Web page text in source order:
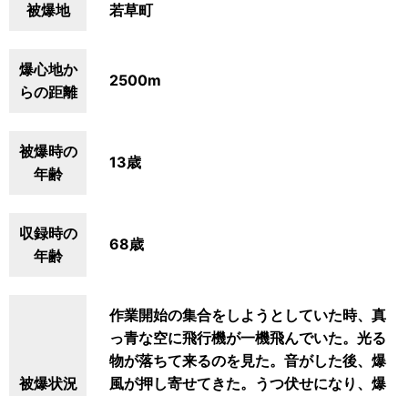
被爆地 若草町
爆心地か
らの距離
2500m
被爆時の
年齢
13歳
収録時の
年齢
68歳
被爆状況
作業開始の集合をしようとしていた時、真
っ青な空に飛行機が一機飛んでいた。光る
物が落ちて来るのを見た。音がした後、爆
風が押し寄せてきた。うつ伏せになり、爆